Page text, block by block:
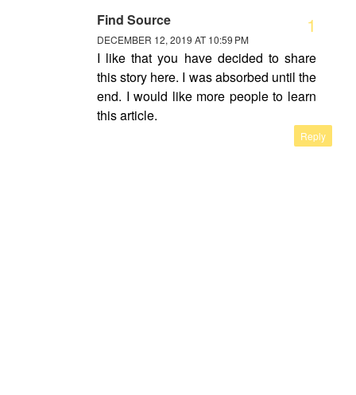
Find Source
DECEMBER 12, 2019 AT 10:59 PM
I like that you have decided to share
this story here. I was absorbed until the
end. I would like more people to learn
this article.
Reply